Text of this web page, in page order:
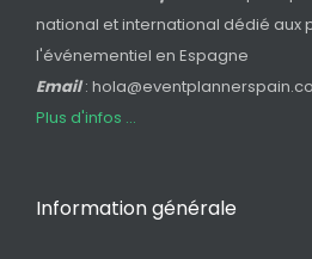
national et international dédié aux
l'événementiel en Espagne
Email:
Plus d'infos ...
Information générale